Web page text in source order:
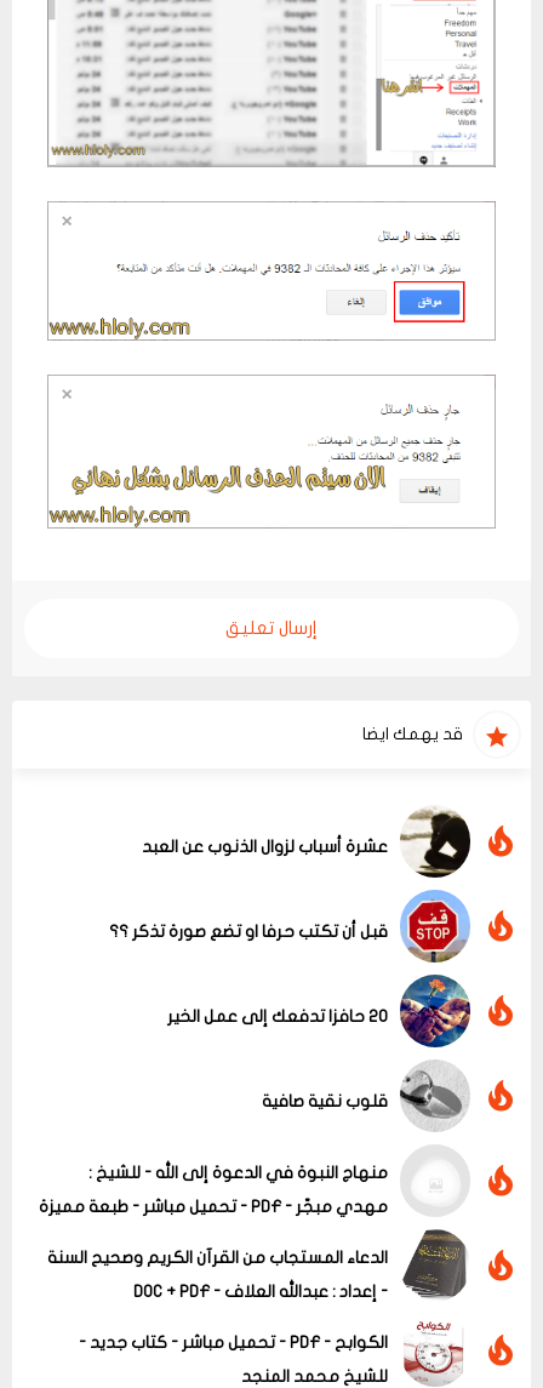
إرسال تعليق
قد يهمك ايضا
عرض الكل
عشرة أسباب لزوال الذنوب عن العبد
قبل أن تكتب حرفا او تضع صورة تذكر ؟؟
20 حافزا تدفعك إلى عمل الخير
قلوب نقية صافية
منهاج النبوة في الدعوة إلى الله - للشيخ :
مهدي مبجّر - PDF - تحميل مباشر - طبعة مميزة
الدعاء المستجاب من القرآن الكريم وصحيح السنة
- إعداد : عبدالله العلاف - DOC + PDF
الكوابح - PDF - تحميل مباشر - كتاب جديد -
للشيخ محمد المنجد